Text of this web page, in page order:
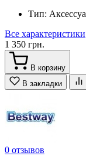
Тип:
Все характеристики
1 350 грн.
В корзину
В закладки
0 отзывов